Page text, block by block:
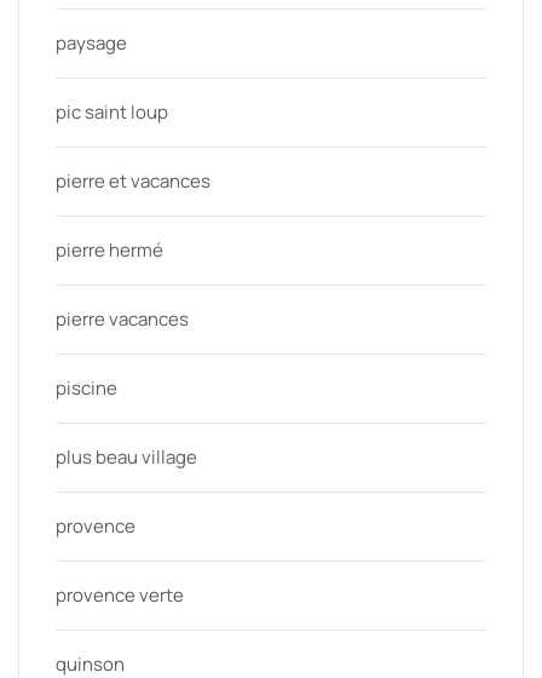
paysage
pic saint loup
pierre et vacances
pierre hermé
pierre vacances
piscine
plus beau village
provence
provence verte
quinson